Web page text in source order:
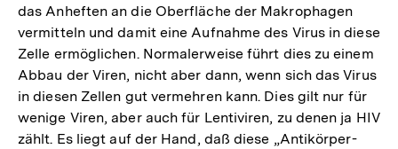
das Anheften an die Oberfläche der Makrophagen
vermitteln und damit eine Aufnahme des Virus in diese
Zelle ermöglichen. Normalerweise führt dies zu einem
Abbau der Viren, nicht aber dann, wenn sich das Virus
in diesen Zellen gut vermehren kann. Dies gilt nur für
wenige Viren, aber auch für Lentiviren, zu denen ja HIV
zählt. Es liegt auf der Hand, daß diese „Antikörper-